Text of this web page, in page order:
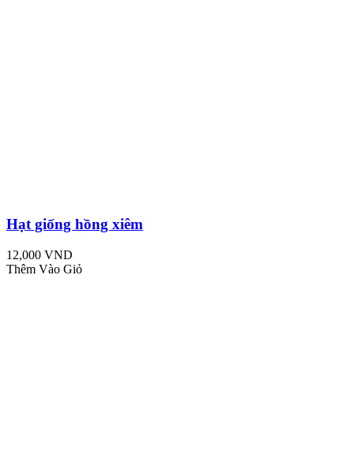
Hạt giống hồng xiêm
12,000 VND
Thêm Vào Giỏ